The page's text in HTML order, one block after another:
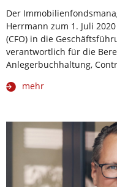
Der
Herrmann zum 1. Juli
(CFO) in die
verantwortlich für die
Anlegerbuchhaltung,
mehr